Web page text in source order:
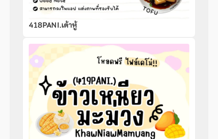
418PANI.เต้าหู้